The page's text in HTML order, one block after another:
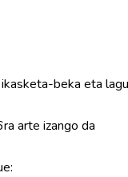
beka eta
arte izango da